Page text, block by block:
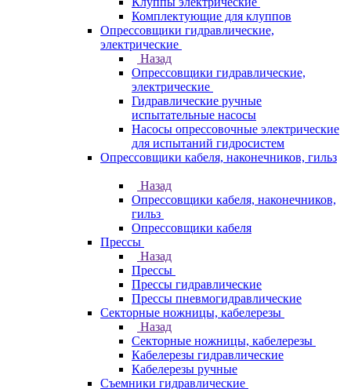
Комплектующие для клуппов
Опрессовщики гидравлические,
электрические
Назад
Опрессовщики гидравлические,
электрические
Гидравлические ручные
испытательные насосы
Насосы опрессовочные электрические
для испытаний гидросистем
Опрессовщики кабеля, наконечников, гильз
Назад
Опрессовщики кабеля, наконечников,
гильз
Опрессовщики кабеля
Прессы
Назад
Прессы
Прессы гидравлические
Прессы пневмогидравлические
Секторные ножницы, кабелерезы
Назад
Секторные ножницы, кабелерезы
Кабелерезы гидравлические
Кабелерезы ручные
Съемники гидравлические